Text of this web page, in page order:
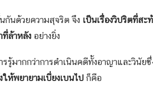
นด้วยความสุจริต จึง เป็นเรื่องวิปริตที่สะ
ที่ล้าหลัง อย่างยิ่ง
รู้มากกว่าการดำเนินคดีทั้งอาญาและวินัย
ให้พยายามเบี่ยงเบนไป ก็คือ